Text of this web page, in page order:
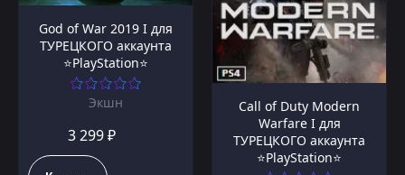
God of War 2019 I для
ТУРЕЦКОГО аккаунта
⭐PlayStation⭐
Экшн
3 299 ₽
Call of Duty Modern
Warfare I для
ТУРЕЦКОГО аккаунта
⭐PlayStation⭐